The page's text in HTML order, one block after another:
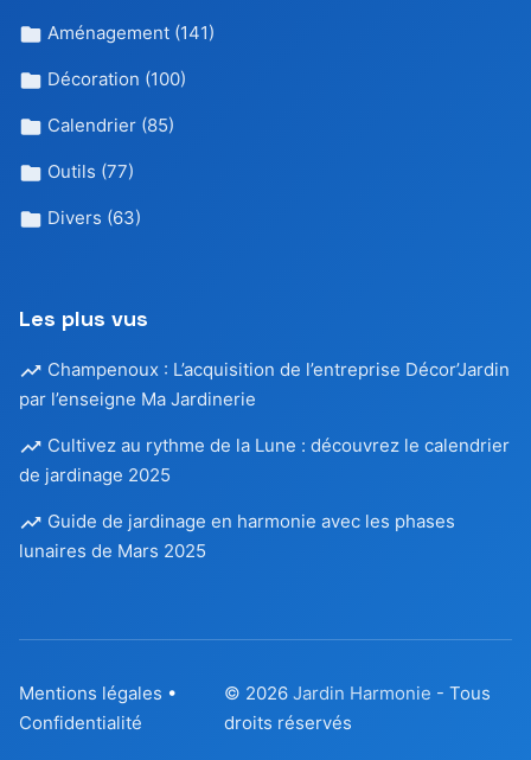
Aménagement (141)
Décoration (100)
Calendrier (85)
Outils (77)
Divers (63)
Les plus vus
Champenoux : L’acquisition de l’entreprise Décor’Jardin
par l’enseigne Ma Jardinerie
Cultivez au rythme de la Lune : découvrez le calendrier
de jardinage 2025
Guide de jardinage en harmonie avec les phases
lunaires de Mars 2025
Mentions légales •
Confidentialité
© 2026Jardin Harmonie - Tous
droits réservés